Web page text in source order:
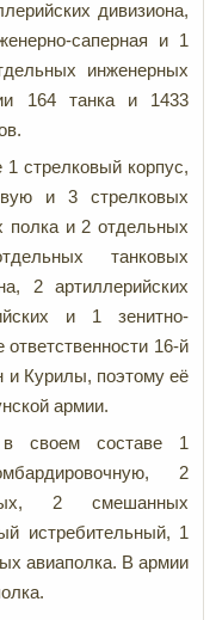
дивизиона,
саперная и 1
инженерных
164 танка и 1433
стрелковый корпус,
и 3 стрелковых
полка и 2 отдельных
танковых
2 артиллерийских
и 1 зенитно-
16-й
и Курилы, поэтому её
армии.
своем составе 1
2
2 смешанных
истребительный, 1
авиаполка. В армии